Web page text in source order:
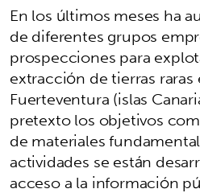
En los últimos meses ha
de diferentes grupos
prospecciones para
extracción de tierras raras
Fuerteventura (islas
pretexto los objetivos
de materiales
actividades se están
acceso a la información